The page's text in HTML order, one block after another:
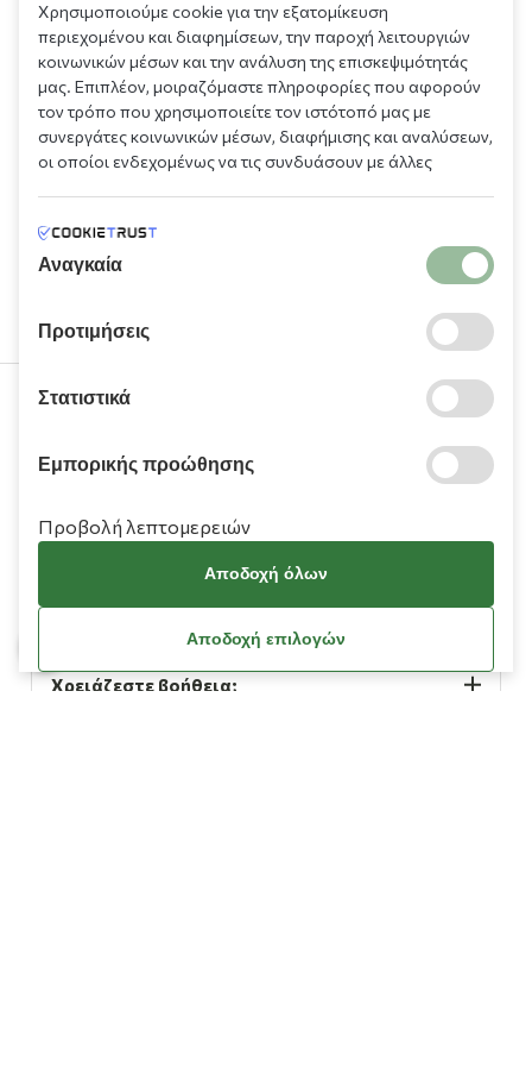
Πληροφορίες
Χρειάζεστε βοήθεια;
Χρησιμοποιούμε cookie για την εξατομίκευση
περιεχομένου και διαφημίσεων, την παροχή λειτουργιών
κοινωνικών μέσων και την ανάλυση της επισκεψιμότητάς
μας. Επιπλέον, μοιραζόμαστε πληροφορίες που αφορούν
τον τρόπο που χρησιμοποιείτε τον ιστότοπό μας με
συνεργάτες κοινωνικών μέσων, διαφήμισης και αναλύσεων,
οι οποίοι ενδεχομένως να τις συνδυάσουν με άλλες
υπηρεσιών τους.
Αναγκαία
Προτιμήσεις
Στατιστικά
Εμπορικής προώθησης
Προβολή λεπτομερειών
Αποδοχή όλων
Αποδοχή επιλογών